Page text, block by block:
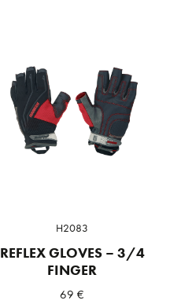
H2083
REFLEX GLOVES – 3/4
FINGER
69€